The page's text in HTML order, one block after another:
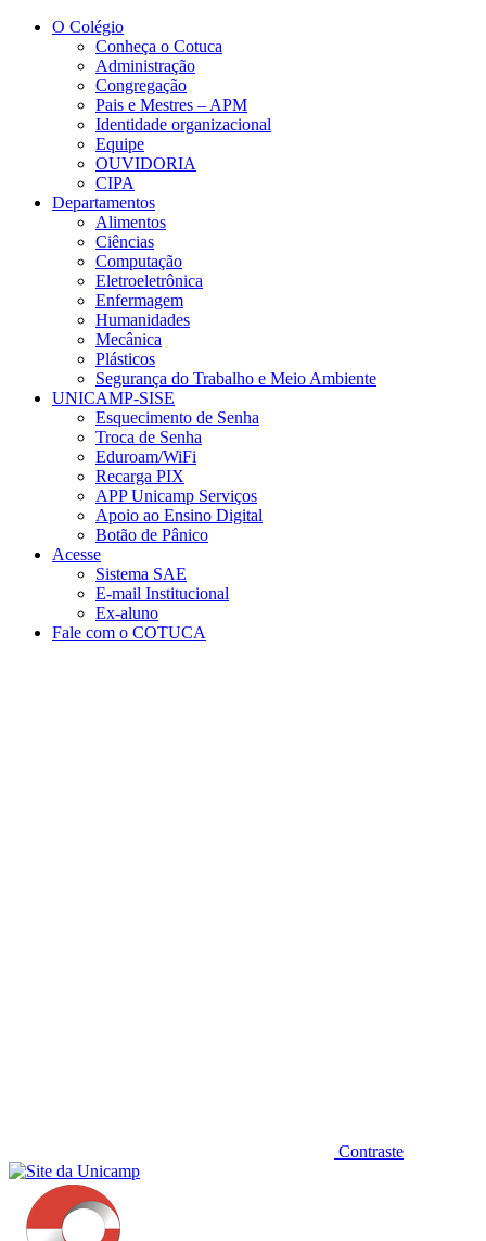
Conteúdo principal
O Colégio
Conheça o Cotuca
Administração
Congregação
Pais e Mestres – APM
Identidade organizacional
Equipe
OUVIDORIA
CIPA
Departamentos
Alimentos
Ciências
Computação
Eletroeletrônica
Enfermagem
Humanidades
Mecânica
Plásticos
Segurança do Trabalho e Meio Ambiente
UNICAMP-SISE
Esquecimento de Senha
Troca de Senha
Eduroam/WiFi
Recarga PIX
APP Unicamp Serviços
Apoio ao Ensino Digital
Botão de Pânico
Acesse
Sistema SAE
E-mail Institucional
Ex-aluno
Fale com o COTUCA
Contraste